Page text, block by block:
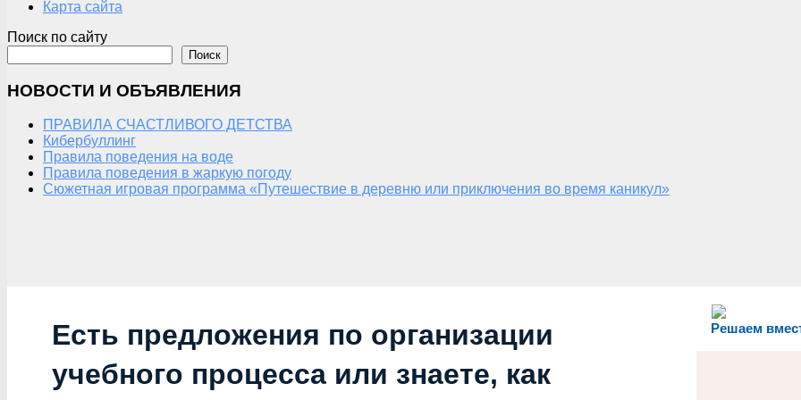
Карта сайта
Поиск по сайту
Поиск
НОВОСТИ И ОБЪЯВЛЕНИЯ
ПРАВИЛА СЧАСТЛИВОГО ДЕТСТВА
Кибербуллинг
Правила поведения на воде
Правила поведения в жаркую погоду
Сюжетная игровая программа «Путешествие в деревню или приключения во время каникул»
Решаем
Есть предложения по организации
учебного процесса или знаете, как